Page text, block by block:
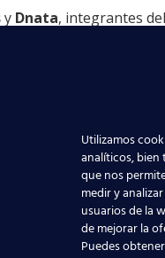
y Dnata, integrantes del
incorporación de
recepcionar un
La mitad de
de Compostela,
una de las
trabajo que ofrece la
cuenta con 120
españolas.
Utilizamos
analíticos,
que nos
medir y
usuarios de la
de mejorar la
Puedes